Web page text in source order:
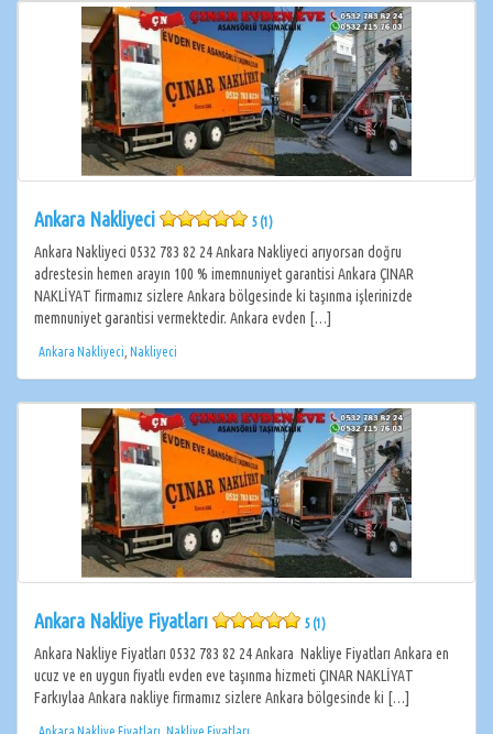
Ankara Nakliyeci 5 (1)
Ankara Nakliyeci 0532 783 82 24 Ankara Nakliyeci arıyorsan doğru
adrestesin hemen arayın 100 % imemnuniyet garantisi Ankara ÇINAR
NAKLİYAT firmamız sizlere Ankara bölgesinde ki taşınma işlerinizde
memnuniyet garantisi vermektedir. Ankara evden […]
Ankara Nakliyeci Nakliyeci
Ankara Nakliye Fiyatları 5 (1)
Ankara Nakliye Fiyatları 0532 783 82 24 Ankara Nakliye Fiyatları Ankara en
ucuz ve en uygun fiyatlı evden eve taşınma hizmeti ÇINAR NAKLİYAT
Farkıylaa Ankara nakliye firmamız sizlere Ankara bölgesinde ki […]